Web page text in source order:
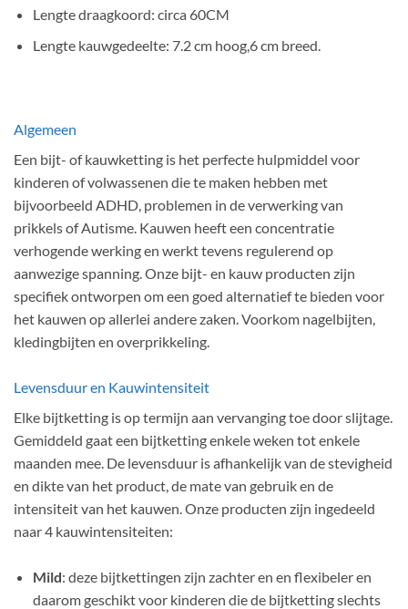
Lengte draagkoord: circa 60CM
Lengte kauwgedeelte: 7.2 cm hoog,6 cm breed.
Algemeen
Een bijt- of kauwketting is het perfecte hulpmiddel voor
kinderen of volwassenen die te maken hebben met
bijvoorbeeld ADHD, problemen in de verwerking van
prikkels of Autisme. Kauwen heeft een concentratie
verhogende werking en werkt tevens regulerend op
aanwezige spanning. Onze bijt- en kauw producten zijn
specifiek ontworpen om een goed alternatief te bieden voor
het kauwen op allerlei andere zaken. Voorkom nagelbijten,
kledingbijten en overprikkeling.
Levensduur en Kauwintensiteit
Elke bijtketting is op termijn aan vervanging toe door slijtage.
Gemiddeld gaat een bijtketting enkele weken tot enkele
maanden mee. De levensduur is afhankelijk van de stevigheid
en dikte van het product, de mate van gebruik en de
intensiteit van het kauwen. Onze producten zijn ingedeeld
naar 4 kauwintensiteiten:
Mild: deze bijtkettingen zijn zachter en en flexibeler en
daarom geschikt voor kinderen die de bijtketting slechts